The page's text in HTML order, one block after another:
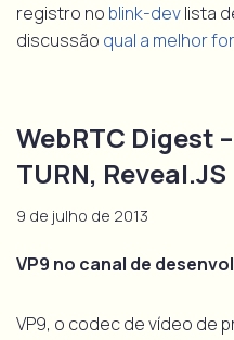
registro no blink-devlista
discussão qual a melhor
WebRTC Digest
TURN, Reveal.JS
9 de julho de 2013
VP9 no canal de
VP9, o codec de vídeo de